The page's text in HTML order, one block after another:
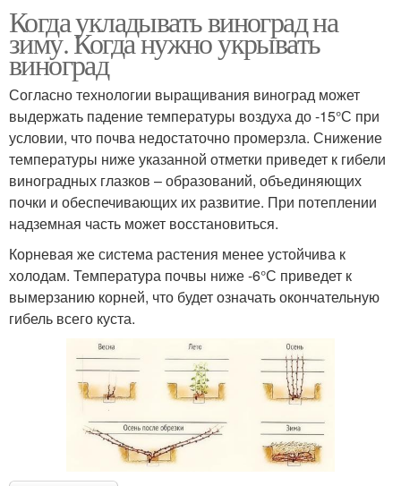
Когда укладывать виноград на
зиму. Когда нужно укрывать
виноград
Согласно технологии выращивания виноград может
выдержать падение температуры воздуха до -15°С при
условии, что почва недостаточно промерзла. Снижение
температуры ниже указанной отметки приведет к гибели
виноградных глазков – образований, объединяющих
почки и обеспечивающих их развитие. При потеплении
надземная часть может восстановиться.
Корневая же система растения менее устойчива к
холодам. Температура почвы ниже -6°С приведет к
вымерзанию корней, что будет означать окончательную
гибель всего куста.